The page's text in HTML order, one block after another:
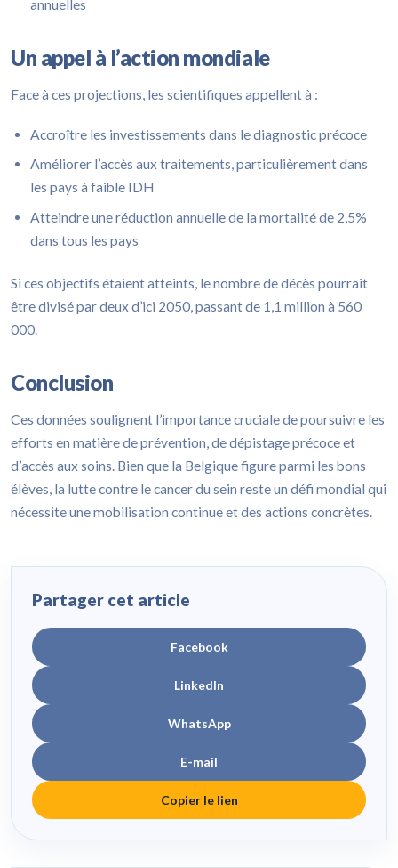
annuelles
Un appel à l’action mondiale
Face à ces projections, les scientifiques appellent à :
Accroître les investissements dans le diagnostic précoce
Améliorer l’accès aux traitements, particulièrement dans
les pays à faible IDH
Atteindre une réduction annuelle de la mortalité de 2,5%
dans tous les pays
Si ces objectifs étaient atteints, le nombre de décès pourrait
être divisé par deux d’ici 2050, passant de 1,1 million à 560
000.
Conclusion
Ces données soulignent l’importance cruciale de poursuivre les
efforts en matière de prévention, de dépistage précoce et
d’accès aux soins. Bien que la Belgique figure parmi les bons
élèves, la lutte contre le cancer du sein reste un défi mondial qui
nécessite une mobilisation continue et des actions concrètes.
Partager cet article
Facebook
LinkedIn
WhatsApp
E-mail
Copier le lien